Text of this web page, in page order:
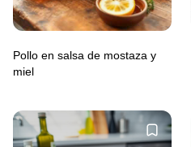
Pollo en salsa de mostaza y
miel